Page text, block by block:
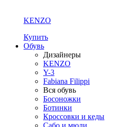
KENZO
Купить
Обувь
Дизайнеры
KENZO
Y-3
Fabiana Filippi
Вся обувь
Босоножки
Ботинки
Кроссовки и кеды